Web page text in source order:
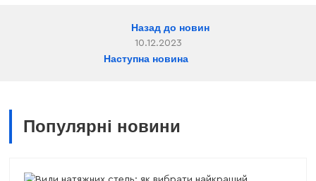
Назад до новин
10.12.2023
Наступна новина
Популярні новини